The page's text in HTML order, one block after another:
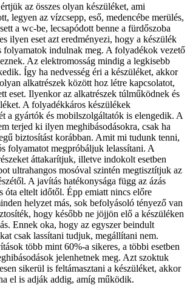
az összes olyan készüléket, ami
legyen az vízcsepp, eső, medencébe merülés,
a wc-be, lecsapódott benne a fürdőszoba
ilyen eset azt eredményezi, hogy a készülék
folyamatok indulnak meg. A folyadékok vezető
Az elektromosság mindig a legkisebb
Így ha nedvesség éri a készüléket, akkor
alkatrészek között hoz létre kapcsolatot,
eset. Ilyenkor az alkatrészek túlműködnek és
A folyadékkáros készülékek
a gyártók és mobilszolgáltatók is elengedik. A
terjed ki ilyen meghibásodásokra, csak ha
biztosítást korábban. Amit mi tudunk tenni,
folyamatot megpróbáljuk lelassítani. A
áttakarítjuk, illetve indokolt esetben
ultrahangos mosóval szintén megtisztítjuk az
A javítás hatékonysága függ az ázás
óta eltelt időtől. Épp emiatt nincs előre
helyzet más, sok befolyásoló tényező van
hogy később ne jöjjön elő a készüléken
Ennek oka, hogy az egyszer beindult
csak lassítani tudjuk, megállítani nem.
több mint 60%-a sikeres, a többi esetben
jelenhetnek meg. Azt szoktuk
sikerül is feltámasztani a készüléket, akkor
el is adják addig, amíg működik.